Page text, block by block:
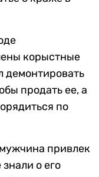
корыстные
демонтировать
продать ее, а
по
привлек
о его